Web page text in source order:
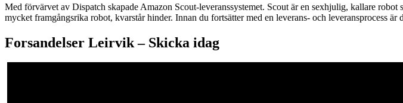
Med förvärvet av Dispatch skapade Amazon Scout-leveranssystemet. Scout är en sexhjulig, kallare
mycket framgångsrika robot, kvarstår hinder. Innan du fortsätter med en leverans- och leveransprocess
Forsandelser Leirvik – Skicka idag